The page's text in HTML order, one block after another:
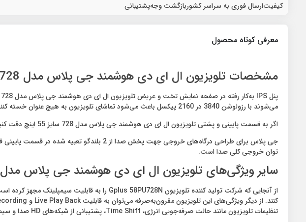
کیفیتارسال فوری به سراسر کشوربازگشت وجهپشتیبانی
معرفی کوتاه محصول
مشخصات تلویزیون ال ای دی هوشمند جی پلاس مدل 728 سایز 55 اینچ
می‌شوند با رزولوشن 3840 در 2160 پیکسل باعث می‌شود تماشای تلویزیون به هیچ عنوان خسته کننده نباشد و رنگ‌های مختلف تصاویر به معنای واقعی با بهترین وضوح ممکن نشان داده شود.
اگر به قسمت پایینی و پشتی تلویزیون ال ای دی هوشمند جی پلاس مدل 728 سایز 55 اینچ دقت کنید، متوجه 3 درگاه HDMI و 2 درگاه USB می‌شوید.
توان خروجی کلی صدا است.
سایر ویژگی‌های تلویزیون ال ای دی هوشمند جی پلاس مدل 728 سایز 55 اینچ
تنظیمات تلویزیون مانند حالت صرفه‌جویی انرژی، Time Shift، پشتیبانی از شبکه‌های HD صدا و سیما (HEVC) به رضایت کاربران در طی استفاده از تلویزیون کمک بسیار بزرگی می‌کند.